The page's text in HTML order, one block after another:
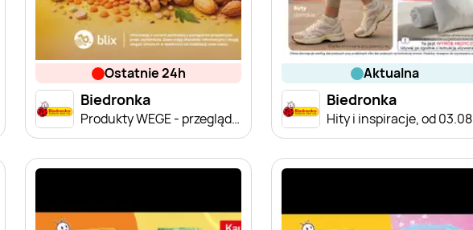
ostatnie 24h
Biedronka
Produkty WEGE - przegląd cen
aktualna
Biedronka
Hity i inspiracje, od 03.08